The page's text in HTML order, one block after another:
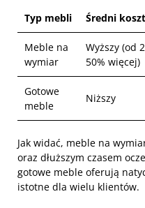
Typ mebli Średni koszt
Meble na
wymiar
Wyższy (od
50% więcej)
Gotowe
meble
Niższy
Jak widać, meble na
oraz dłuższym czasem
gotowe meble oferują
istotne dla wielu klientów.